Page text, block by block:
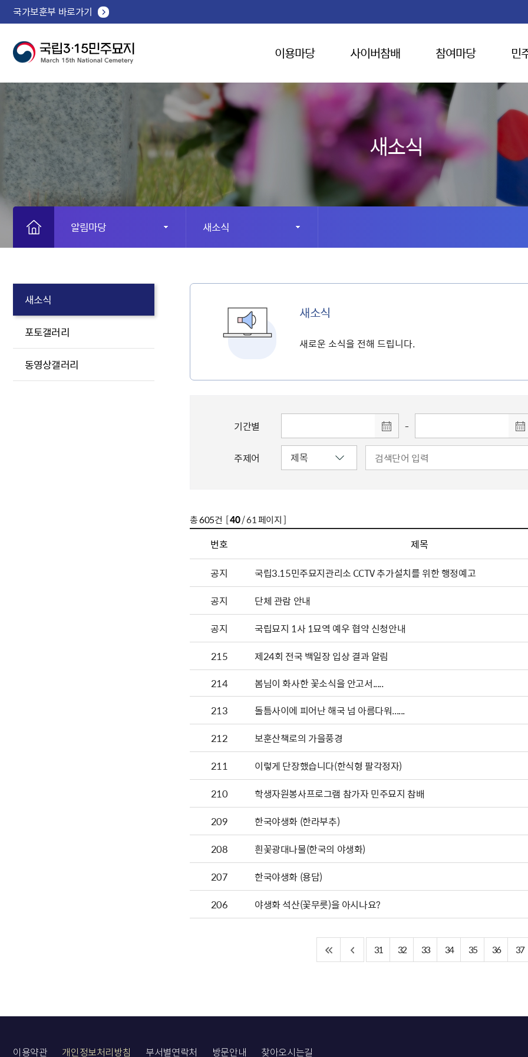
국가보훈부 바로가기
이용마당 사이버참배 참여마당 민
새소식
알림마당 새소식
새소식
포토갤러리
동영상갤러리
새소식
새로운 소식을 전해 드립니다.
기간별 -
주제어
총605건 [40/ 61 페이지 ]
번호 제목
공지
국립3.15민주묘지관리소 CCTV 추가설치를 위한 행정예고
공지
단체 관람 안내
공지
국립묘지 1사 1묘역 예우 협약 신청안내
215
제24회 전국 백일장 입상 결과 알림
214
봄님이 화사한 꽃소식을 안고서.....
213
돌틈사이에 피어난 해국 넘 아름다워......
212
보훈산책로의 가을풍경
211
이렇게 단장했습니다(한식형 팔각정자)
210
학생자원봉사프로그램 참가자 민주묘지 참배
209
한국야생화 (한라부추)
208
흰꽃광대나물(한국의 야생화)
207
한국야생화 (용담)
206
야생화 석산(꽃무릇)을 아시나요?
31 32 33 34 35 36 37
이용약관 개인정보처리방침 부서별연락처 방문안내 찾아오시는길